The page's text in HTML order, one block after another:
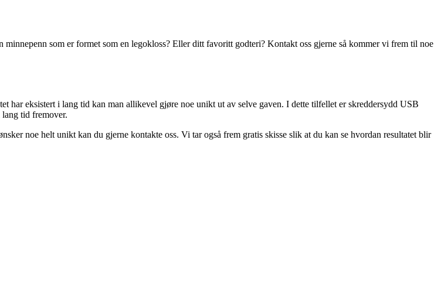
som er formet som en legokloss? Eller ditt favoritt godteri? Kontakt oss gjerne så kommer vi frem til noe
har eksistert i lang tid kan man allikevel gjøre noe unikt ut av selve gaven. I dette tilfellet er skreddersydd USB
tid fremover.
noe helt unikt kan du gjerne kontakte oss. Vi tar også frem gratis skisse slik at du kan se hvordan resultatet blir